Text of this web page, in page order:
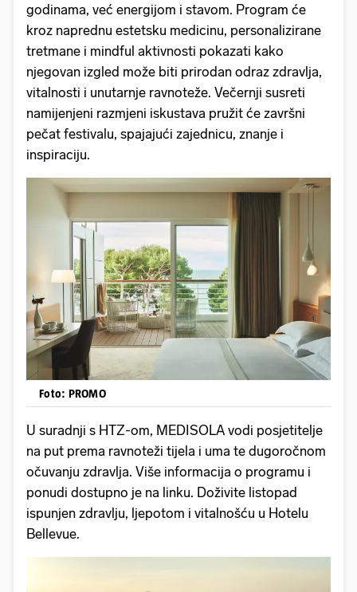
godinama, već energijom i stavom. Program će
kroz naprednu estetsku medicinu, personalizirane
tretmane i mindful aktivnosti pokazati kako
njegovan izgled može biti prirodan odraz zdravlja,
vitalnosti i unutarnje ravnoteže. Večernji susreti
namijenjeni razmjeni iskustava pružit će završni
pečat festivalu, spajajući zajednicu, znanje i
inspiraciju.
Foto: PROMO
U suradnji s HTZ-om, MEDISOLA vodi posjetitelje
na put prema ravnoteži tijela i uma te dugoročnom
očuvanju zdravlja. Više informacija o programu i
ponudi dostupno je na linku. Doživite listopad
ispunjen zdravlju, ljepotom i vitalnošću u Hotelu
Bellevue.